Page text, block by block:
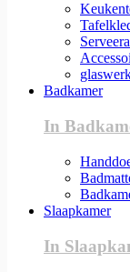
Badkamer
In
Slaapkamer
In